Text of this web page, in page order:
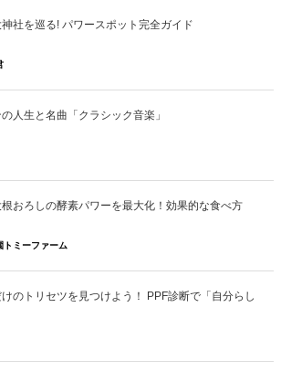
神社を巡る! パワースポット完全ガイド
人生と名曲「クラシック音楽」
おろしの酵素パワーを最大化！効果的な食べ方
トミーファーム
のトリセツを見つけよう！ PPF診断で「自分らし